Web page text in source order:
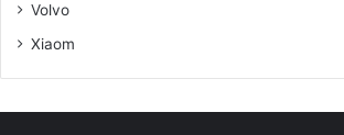
Volvo
Xiaom